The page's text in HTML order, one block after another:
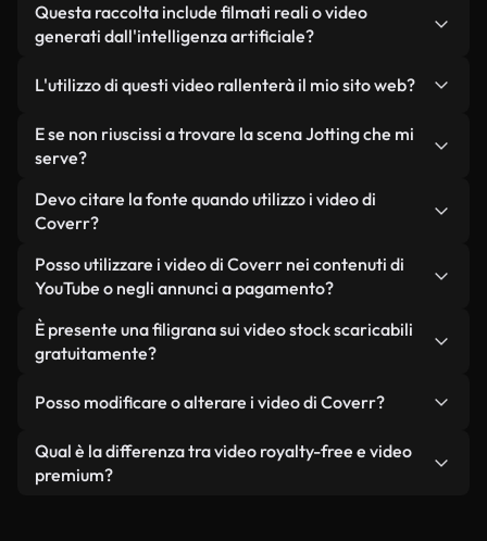
Questa raccolta include filmati reali o video
generati dall'intelligenza artificiale?
da filmati reali, girati da persone, relativi a
Jotting, e da video generati dall'intelligenza
artificiale. Ogni video è chiaramente etichettato,
L'utilizzo di questi video rallenterà il mio sito web?
Non se scegli le nostre versioni ottimizzate.
Offriamo formati leggeri e pronti per il web,
mantengono alta la qualità, riducono al minimo i
tempi di caricamento e migliorano parametri
come LCP.
E se non riuscissi a trovare la scena Jotting che mi
serve?
Puoi crearne uno all'istante utilizzando Coverr AI
Studio. Ti basta descrivere la scena, ad esempio
secondi un video personalizzato in conformità con
i nostri standard di licenza.
Devo citare la fonte quando utilizzo i video di
Coverr?
Non è richiesto alcun riconoscimento dell'autore.
Tutti i video presenti nella nostra libreria sono
senza citare il creatore, sebbene sia sempre
gradito.
Posso utilizzare i video di Coverr nei contenuti di
YouTube o negli annunci a pagamento?
Sì. Tutti i filmati di Coverr possono essere utilizzati
in video monetizzati su YouTube, promozioni sui
condizione che non si rivendano o ridistribuiscano
È presente una filigrana sui video stock scaricabili
gratuitamente?
reali o generati dall'intelligenza artificiale, include
filigrane. Avrai a disposizione filmati puliti e pronti
all'uso.
Posso modificare o alterare i video di Coverr?
Sì. Siete liberi di tagliare, ritagliare o remixare i
nostri video. Assicuratevi solo che il prodotto
Qual è la differenza tra video royalty-free e video
premium?